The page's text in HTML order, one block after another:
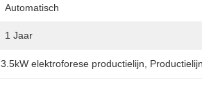
Automatisch
1 Jaar
3.5kW elektroforese productielijn